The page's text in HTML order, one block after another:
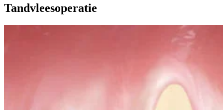
Tandvleesoperatie